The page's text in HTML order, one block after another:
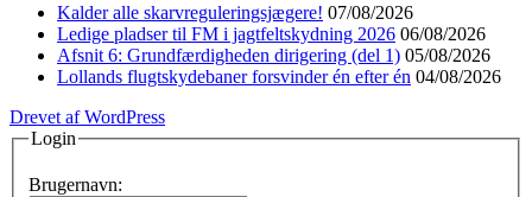
Kalder alle skarvreguleringsjægere! 07/08/2026
Ledige pladser til FM i jagtfeltskydning 2026 06/08/2026
Afsnit 6: Grundfærdigheden dirigering (del 1) 05/08/2026
Lollands flugtskydebaner forsvinder én efter én 04/08/2026
Drevet af WordPress
Login
Brugernavn: